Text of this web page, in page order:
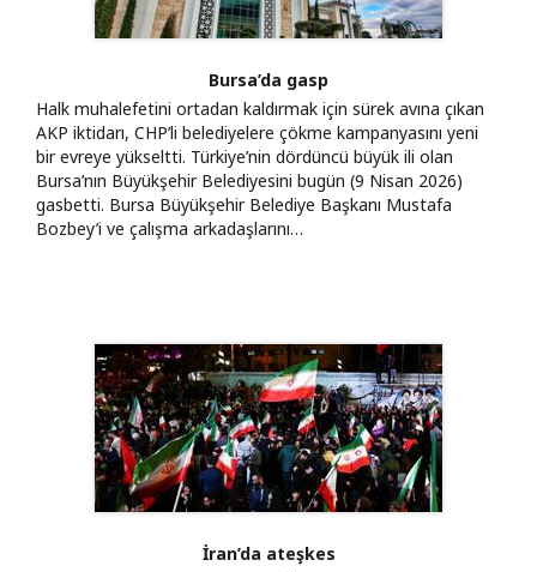
Bursa’da gasp
Halk muhalefetini ortadan kaldırmak için sürek avına çıkan
AKP iktidarı, CHP’li belediyelere çökme kampanyasını yeni
bir evreye yükseltti. Türkiye’nin dördüncü büyük ili olan
Bursa’nın Büyükşehir Belediyesini bugün (9 Nisan 2026)
gasbetti. Bursa Büyükşehir Belediye Başkanı Mustafa
Bozbey’i ve çalışma arkadaşlarını…
İran’da ateşkes